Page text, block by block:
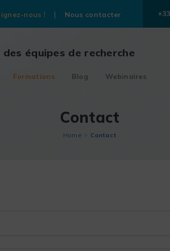
nous ! Nous contacter
équipes de recherche
Formations Blog Webinaires
Contact
Home Contact